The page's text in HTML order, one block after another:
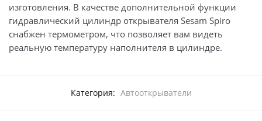
изготовления. В качестве дополнительной функции
гидравлический цилиндр открывателя Sesam Spiro
снабжен термометром, что позволяет вам видеть
реальную температуру наполнителя в цилиндре.
Категория: Автооткрыватели